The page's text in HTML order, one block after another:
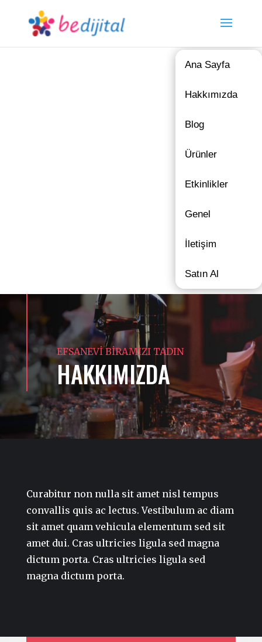
Ana Sayfa
Hakkımızda
Blog
Ürünler
Etkinlikler
Genel
İletişim
Satın Al
EFSANEVİ BİRAMIZI TADIN
HAKKIMIZDA
Curabitur non nulla sit amet nisl tempus
convallis quis ac lectus. Vestibulum ac diam
sit amet quam vehicula elementum sed sit
amet dui. Cras ultricies ligula sed magna
dictum porta. Cras ultricies ligula sed
magna dictum porta.